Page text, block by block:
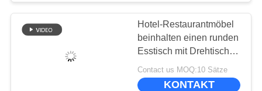
DATENSCHUTZ-
BESTIMMUNGEN
Hotel-Restaurantmöbel
beinhalten einen runden
Esstisch mit Drehtisch
und passenden
Esstühlen
Contact us MOQ:10 Sätze
KONTAKT